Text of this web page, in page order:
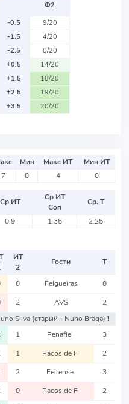
Ф2
-0.5
9/20
-1.5
4/20
-2.5
0/20
+0.5
14/20
+1.5
18/20
+2.5
19/20
+3.5
20/20
Мин Макс ИТ
Мин ИТ
7 0 4 0
Ср ИТ
Ср ИТ
Соп
Ср. Т
0.9 1.35 2.25
ИТ
2
Гости Т
0 Felgueiras 0
2 AVS
2
Silva (старый - Nuno Braga) ❗️
1 Penafiel 3
1 Pacos de F 2
2 Feirense 3
0 Pacos de F 2